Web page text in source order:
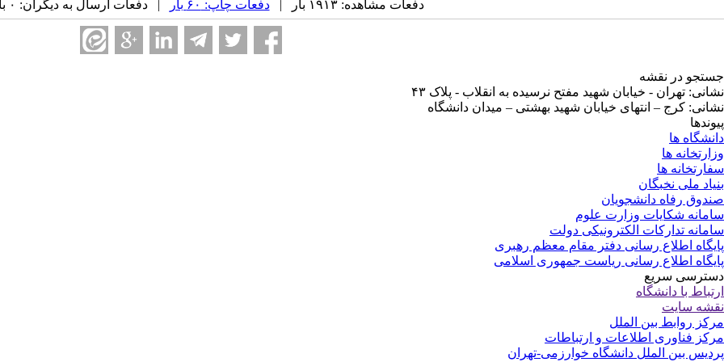
دفعات مشاهده: ۱۹۱۳ بار | دفعات چاپ: ۶۰ بار | دفعات ارسال به دیگران: ۰ بار |
جستجو در نقشه
نشانی: تهران - خیابان شهید مفتح نرسیده به انقلاب - پلاک ۴۳
نشانی: کرج – انتهای خیابان شهید بهشتی – میدان دانشگاه
پیوندها
دانشگاه ها
وزارتخانه ها
سفارتخانه ها
بنیاد ملی نخبگان
صندوق رفاه دانشجویان
سامانه شکایات وزارت علوم
سامانه تدارکات الکترونیکی دولت
پایگاه اطلاع رسانی دفتر مقام معظم رهبری
پایگاه اطلاع رسانی ریاست جمهوری اسلامی
دسترسی سریع
ارتباط با دانشگاه
نقشه سایت
مرکز روابط بین الملل
مرکز فناوری اطلاعات و ارتباطات
پردیس بین الملل دانشگاه خوارزمی-تهران